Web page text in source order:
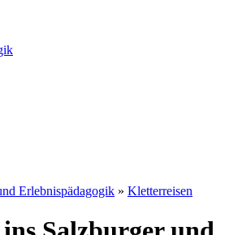
Erlebnispädagogik » Kletterreisen